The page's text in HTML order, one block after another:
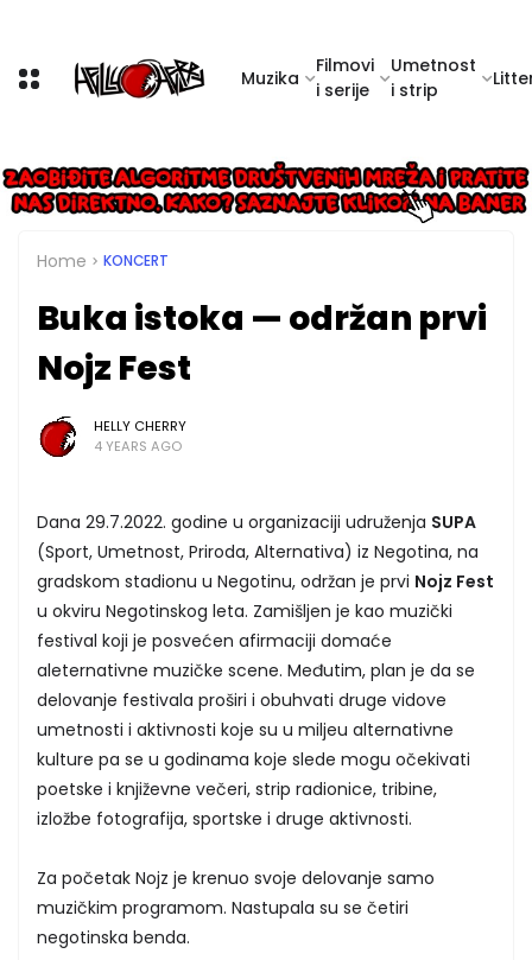
Muzika
Filmovi
i serije
Umetnost
i strip
Home KONCERT
Buka istoka — održan prvi
Nojz Fest
HELLY CHERRY
4 YEARS AGO
Dana 29.7.2022. godine u organizaciji udruženja SUPA
(Sport, Umetnost, Priroda, Alternativa) iz Negotina, na
gradskom stadionu u Negotinu, održan je prvi Nojz Fest
u okviru Negotinskog leta. Zamišljen je kao muzički
festival koji je posvećen afirmaciji domaće
aleternativne muzičke scene. Međutim, plan je da se
delovanje festivala proširi i obuhvati druge vidove
umetnosti i aktivnosti koje su u miljeu alternativne
kulture pa se u godinama koje slede mogu očekivati
poetske i književne večeri, strip radionice, tribine,
izložbe fotografija, sportske i druge aktivnosti.
Za početak Nojz je krenuo svoje delovanje samo
muzičkim programom. Nastupala su se četiri
negotinska benda.